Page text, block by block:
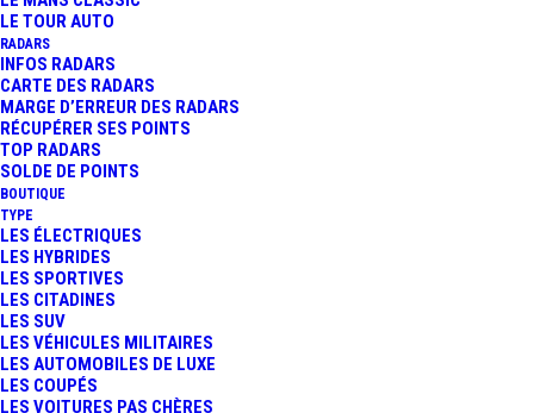
LE TOUR AUTO
RADARS
INFOS RADARS
CARTE DES RADARS
MARGE D’ERREUR DES RADARS
RÉCUPÉRER SES POINTS
TOP RADARS
SOLDE DE POINTS
BOUTIQUE
TYPE
LES ÉLECTRIQUES
LES HYBRIDES
LES SPORTIVES
LES CITADINES
LES SUV
LES VÉHICULES MILITAIRES
LES AUTOMOBILES DE LUXE
LES COUPÉS
LES VOITURES PAS CHÈRES
ROLAND-GARROS
3 Minutes